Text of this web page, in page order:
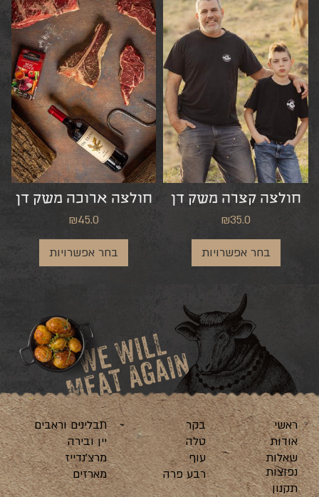
חולצה קצרה משק דן
₪35.0
בחר אפשרויות
חולצה ארוכה משק דן
₪45.0
בחר אפשרויות
ראשי
אודות
שאלות
נפוצות
תקנון
בקר
טלה
עוף
רבע פרה
תבלינים וראבים
יין ובירה
מרצ’נדייז
מארזים